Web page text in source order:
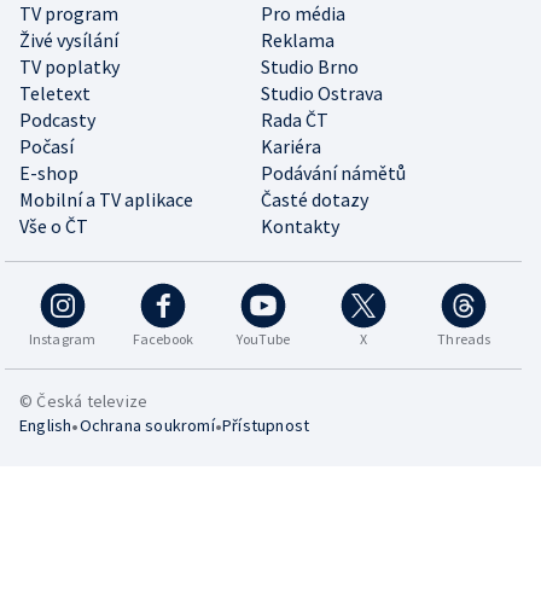
TV program
Pro média
Živé vysílání
Reklama
TV poplatky
Studio Brno
Teletext
Studio Ostrava
Podcasty
Rada ČT
Počasí
Kariéra
E-shop
Podávání námětů
Mobilní a TV aplikace
Časté dotazy
Vše o ČT
Kontakty
Instagram Facebook YouTube X Threads
© Česká televize
English•Ochrana soukromí•Přístupnost